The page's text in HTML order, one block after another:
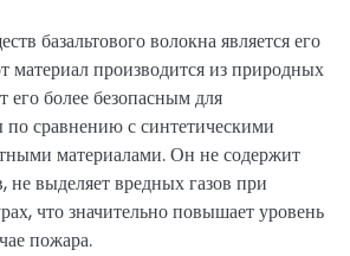
базальтового волокна является его
материал производится из природных
его более безопасным для
сравнению с синтетическими
материалами. Он не содержит
не выделяет вредных газов при
что значительно повышает уровень
пожара.